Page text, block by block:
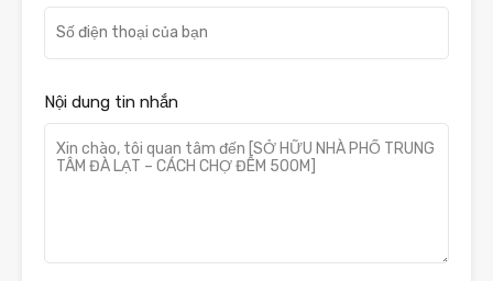
Nội dung tin nhắn